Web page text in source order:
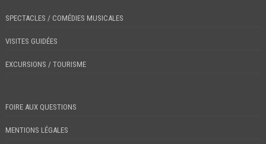
SPECTACLES / COMÉDIES MUSICALES
VISITES GUIDÉES
EXCURSIONS / TOURISME
FOIRE AUX QUESTIONS
MENTIONS LÉGALES